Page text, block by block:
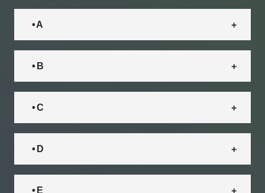
• A
• B
• C
• D
• E